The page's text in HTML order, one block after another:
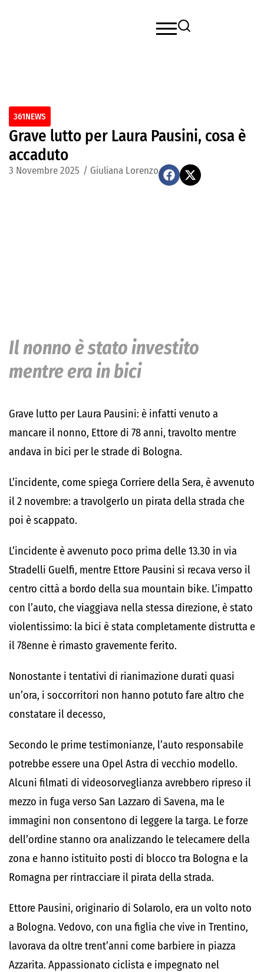
361NEWS
Grave lutto per Laura Pausini, cosa è
accaduto
3 Novembre 2025 / Giuliana Lorenzo
Il nonno è stato investito
mentre era in bici
Grave lutto per Laura Pausini: è infatti venuto a
mancare il nonno, Ettore di 78 anni, travolto mentre
andava in bici per le strade di Bologna.
L’incidente, come spiega Corriere della Sera, è avvenuto
il 2 novembre: a travolgerlo un pirata della strada che
poi è scappato.
L’incidente è avvenuto poco prima delle 13.30 in via
Stradelli Guelfi, mentre Ettore Pausini si recava verso il
centro città a bordo della sua mountain bike. L’impatto
con l’auto, che viaggiava nella stessa direzione, è stato
violentissimo: la bici è stata completamente distrutta e
il 78enne è rimasto gravemente ferito.
Nonostante i tentativi di rianimazione durati quasi
un’ora, i soccorritori non hanno potuto fare altro che
constatare il decesso,
Secondo le prime testimonianze, l’auto responsabile
potrebbe essere una Opel Astra di vecchio modello.
Alcuni filmati di videosorveglianza avrebbero ripreso il
mezzo in fuga verso San Lazzaro di Savena, ma le
immagini non consentono di leggere la targa. Le forze
dell’ordine stanno ora analizzando le telecamere della
zona e hanno istituito posti di blocco tra Bologna e la
Romagna per rintracciare il pirata della strada.
Ettore Pausini, originario di Solarolo, era un volto noto
a Bologna. Vedovo, con una figlia che vive in Trentino,
lavorava da oltre trent’anni come barbiere in piazza
Azzarita. Appassionato ciclista e impegnato nel